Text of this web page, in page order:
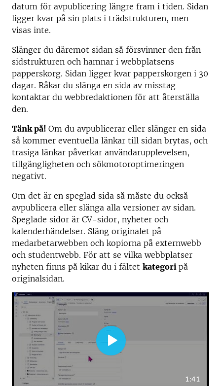
datum för avpublicering längre fram i tiden. Sidan
ligger kvar på sin plats i trädstrukturen, men
visas inte.
Slänger du däremot sidan så försvinner den från
sidstrukturen och hamnar i webbplatsens
papperskorg. Sidan ligger kvar papperskorgen i 30
dagar. Råkar du slänga en sida av misstag
kontaktar du webbredaktionen för att återställa
den.
Tänk på! Om du avpublicerar eller slänger en sida
så kommer eventuella länkar till sidan brytas, och
trasiga länkar påverkar användarupplevelsen,
tillgängligheten och sökmotoroptimeringen
negativt.
Om det är en speglad sida så måste du också
avpublicera eller slänga alla versioner av sidan.
Speglade sidor är CV-sidor, nyheter och
kalenderhändelser. Släng originalet på
medarbetarwebben och kopiorna på externwebb
och studentwebb. För att se vilka webbplatser
nyheten finns på kikar du i fältet kategori på
originalsidan.